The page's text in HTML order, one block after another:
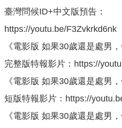
臺灣問候ID+中文版預告：
https://youtu.be/F3Zvkrkd6nk
《電影版 如果30歲還是處男
完整版特報影片：https://
《電影版 如果30歲還是處男
短版特報影片：https://
《電影版 如果30歲還是處男